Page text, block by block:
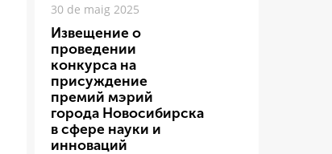
30 de maig 2025
Извещение о
проведении
конкурса на
присуждение
премий мэрий
города Новосибирска
в сфере науки и
инноваций